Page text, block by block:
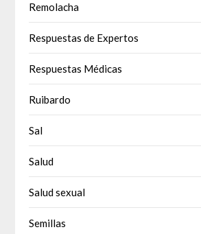
Remolacha
Respuestas de Expertos
Respuestas Médicas
Ruibardo
Sal
Salud
Salud sexual
Semillas